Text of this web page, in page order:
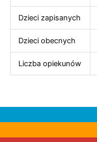
Dzieci zapisanych
Dzieci obecnych
Liczba opiekunów